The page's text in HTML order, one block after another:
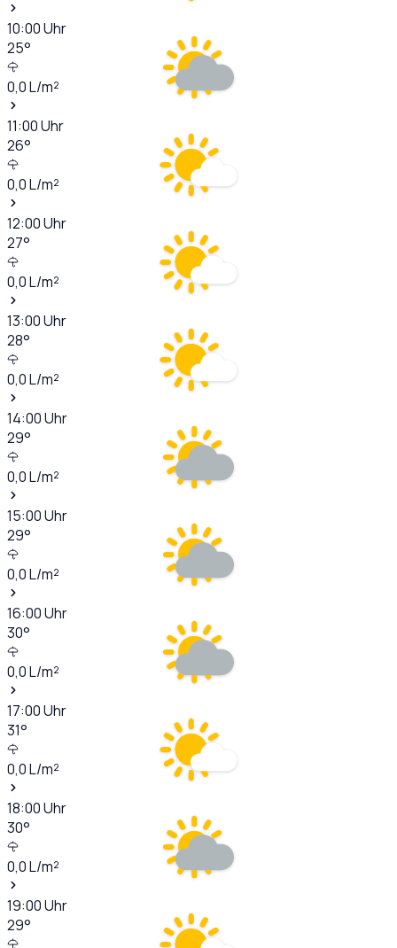
10:00Uhr
25°
0,0L/m²
11:00Uhr
26°
0,0L/m²
12:00Uhr
27°
0,0L/m²
13:00Uhr
28°
0,0L/m²
14:00Uhr
29°
0,0L/m²
15:00Uhr
29°
0,0L/m²
16:00Uhr
30°
0,0L/m²
17:00Uhr
31°
0,0L/m²
18:00Uhr
30°
0,0L/m²
19:00Uhr
29°